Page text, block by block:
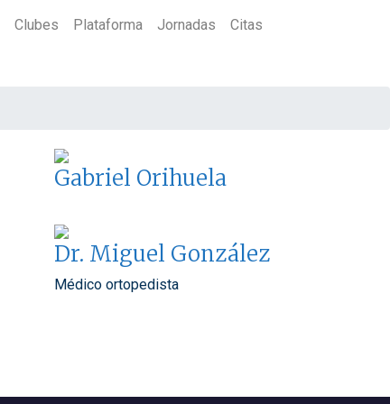
Clubes Plataforma Jornadas Citas
Gabriel Orihuela
Dr. Miguel González
Médico ortopedista